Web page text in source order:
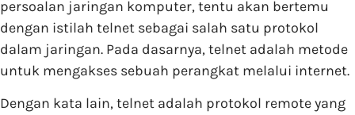
persoalan jaringan komputer, tentu akan bertemu
dengan istilah telnet sebagai salah satu protokol
dalam jaringan. Pada dasarnya, telnet adalah metode
untuk mengakses sebuah perangkat melalui internet.
Dengan kata lain, telnet adalah protokol remote yang